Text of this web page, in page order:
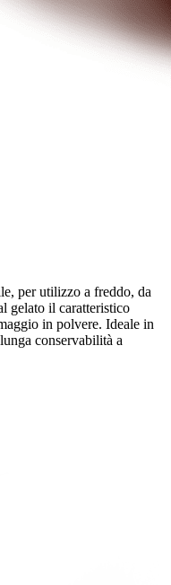
per utilizzo a freddo, da
gelato il caratteristico
in polvere. Ideale in
conservabilità a